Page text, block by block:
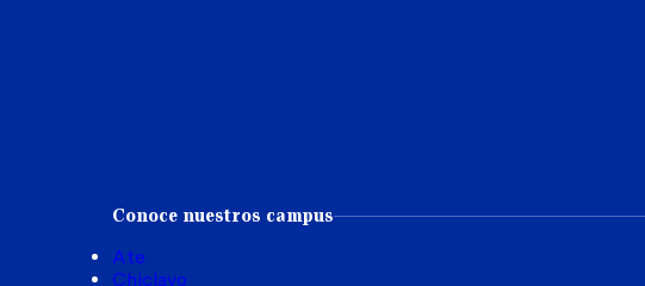
Conoce nuestros campus
Ate
Chiclayo